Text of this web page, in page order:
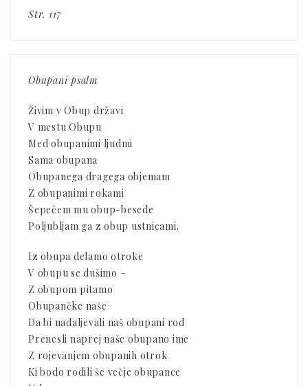
Str. 117
Obupani psalm
Živim v Obup državi
V mestu Obupu
Med obupanimi ljudmi
Sama obupana
Obupanega dragega objemam
Z obupanimi rokami
Šepečem mu obup-besede
Poljubljam ga z obup ustnicami.
Iz obupa delamo otroke
V obupu se dušimo –
Z obupom pitamo
Obupančke naše
Da bi nadaljevali naš obupani rod
Prenesli naprej naše obupano ime
Z rojevanjem obupanih otrok
Ki bodo rodili še večje obupance